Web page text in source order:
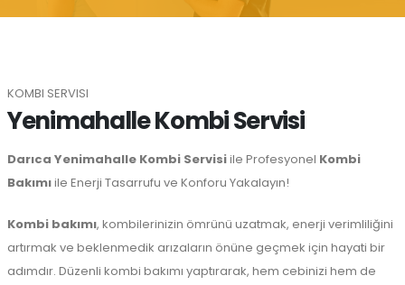
KOMBI SERVISI
Yenimahalle Kombi Servisi
Darıca Yenimahalle Kombi Servisiile Profesyonel Kombi
Bakımıile Enerji Tasarrufu ve Konforu Yakalayın!
Kombi bakımı, kombilerinizin ömrünü uzatmak, enerji verimliliğini
artırmak ve beklenmedik arızaların önüne geçmek için hayati bir
adımdır. Düzenli kombi bakımı yaptırarak, hem cebinizi hem de